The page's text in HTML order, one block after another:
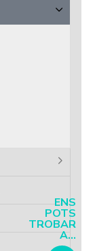
ENS
POTS
TROBAR
A...